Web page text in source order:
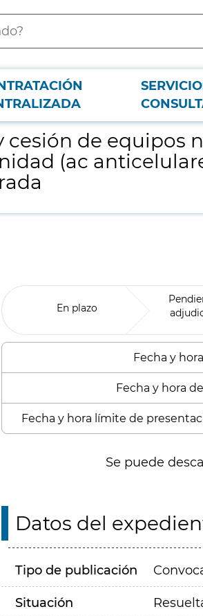
determinaciones de laboratorio de
de equipos
(ac
En plazo
Fecha y
Fecha y hora
Fecha y hora límite de
Se puede
Datos del
Tipo de publicación
Situación